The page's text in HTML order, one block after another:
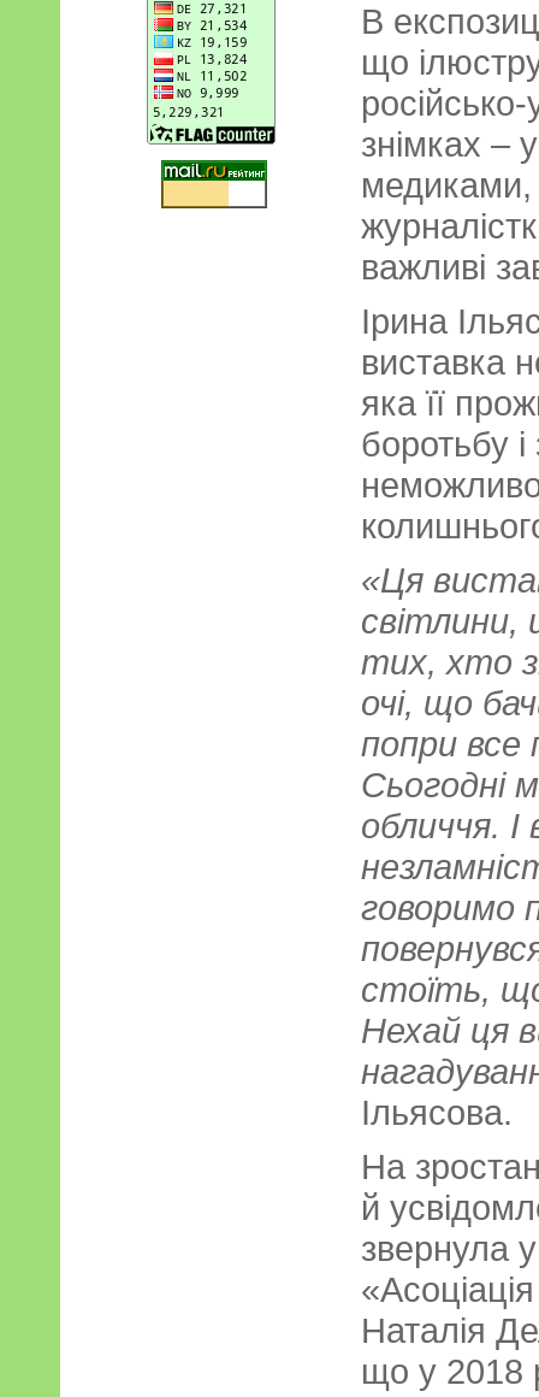
В
що
російсько-
знімках –
медиками,
важливі
Ірина
виставка
яка її
боротьбу і
«Ця
світлини,
тих, хто
очі, що
попри
Сьогодні
обличчя.
говоримо
стоїть,
Нехай ця
Ільясова.
На
й
звернула
Наталія
що у 2018